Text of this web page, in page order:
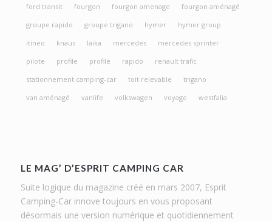
ford transit
fourgon fourgon amenage
fourgon aménagé
groupe rapido
groupe trigano hymer
hymer group
itineo
knaus laika mercedes
mercedes sprinter
pilote
profile profilé rapido
renault trafic
stationnement camping-car
toit relevable
trigano
van aménagé
vanlife volkswagen voyage westfalia
LE MAG’ D’ESPRIT CAMPING CAR
Suite logique du magazine créé en mars 2007, Esprit
Camping-Car innove toujours en vous proposant
désormais une version numérique et quotidiennement